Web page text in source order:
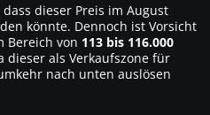
dieser Preis im August
könnte. Dennoch ist Vorsicht
Bereich von 113 bis 116.000
dieser als Verkaufszone für
nach unten auslösen